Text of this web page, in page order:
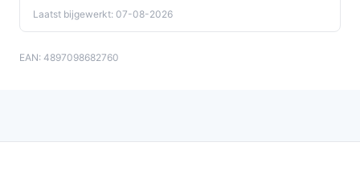
Laatst bijgewerkt: 07-08-2026
EAN: 4897098682760